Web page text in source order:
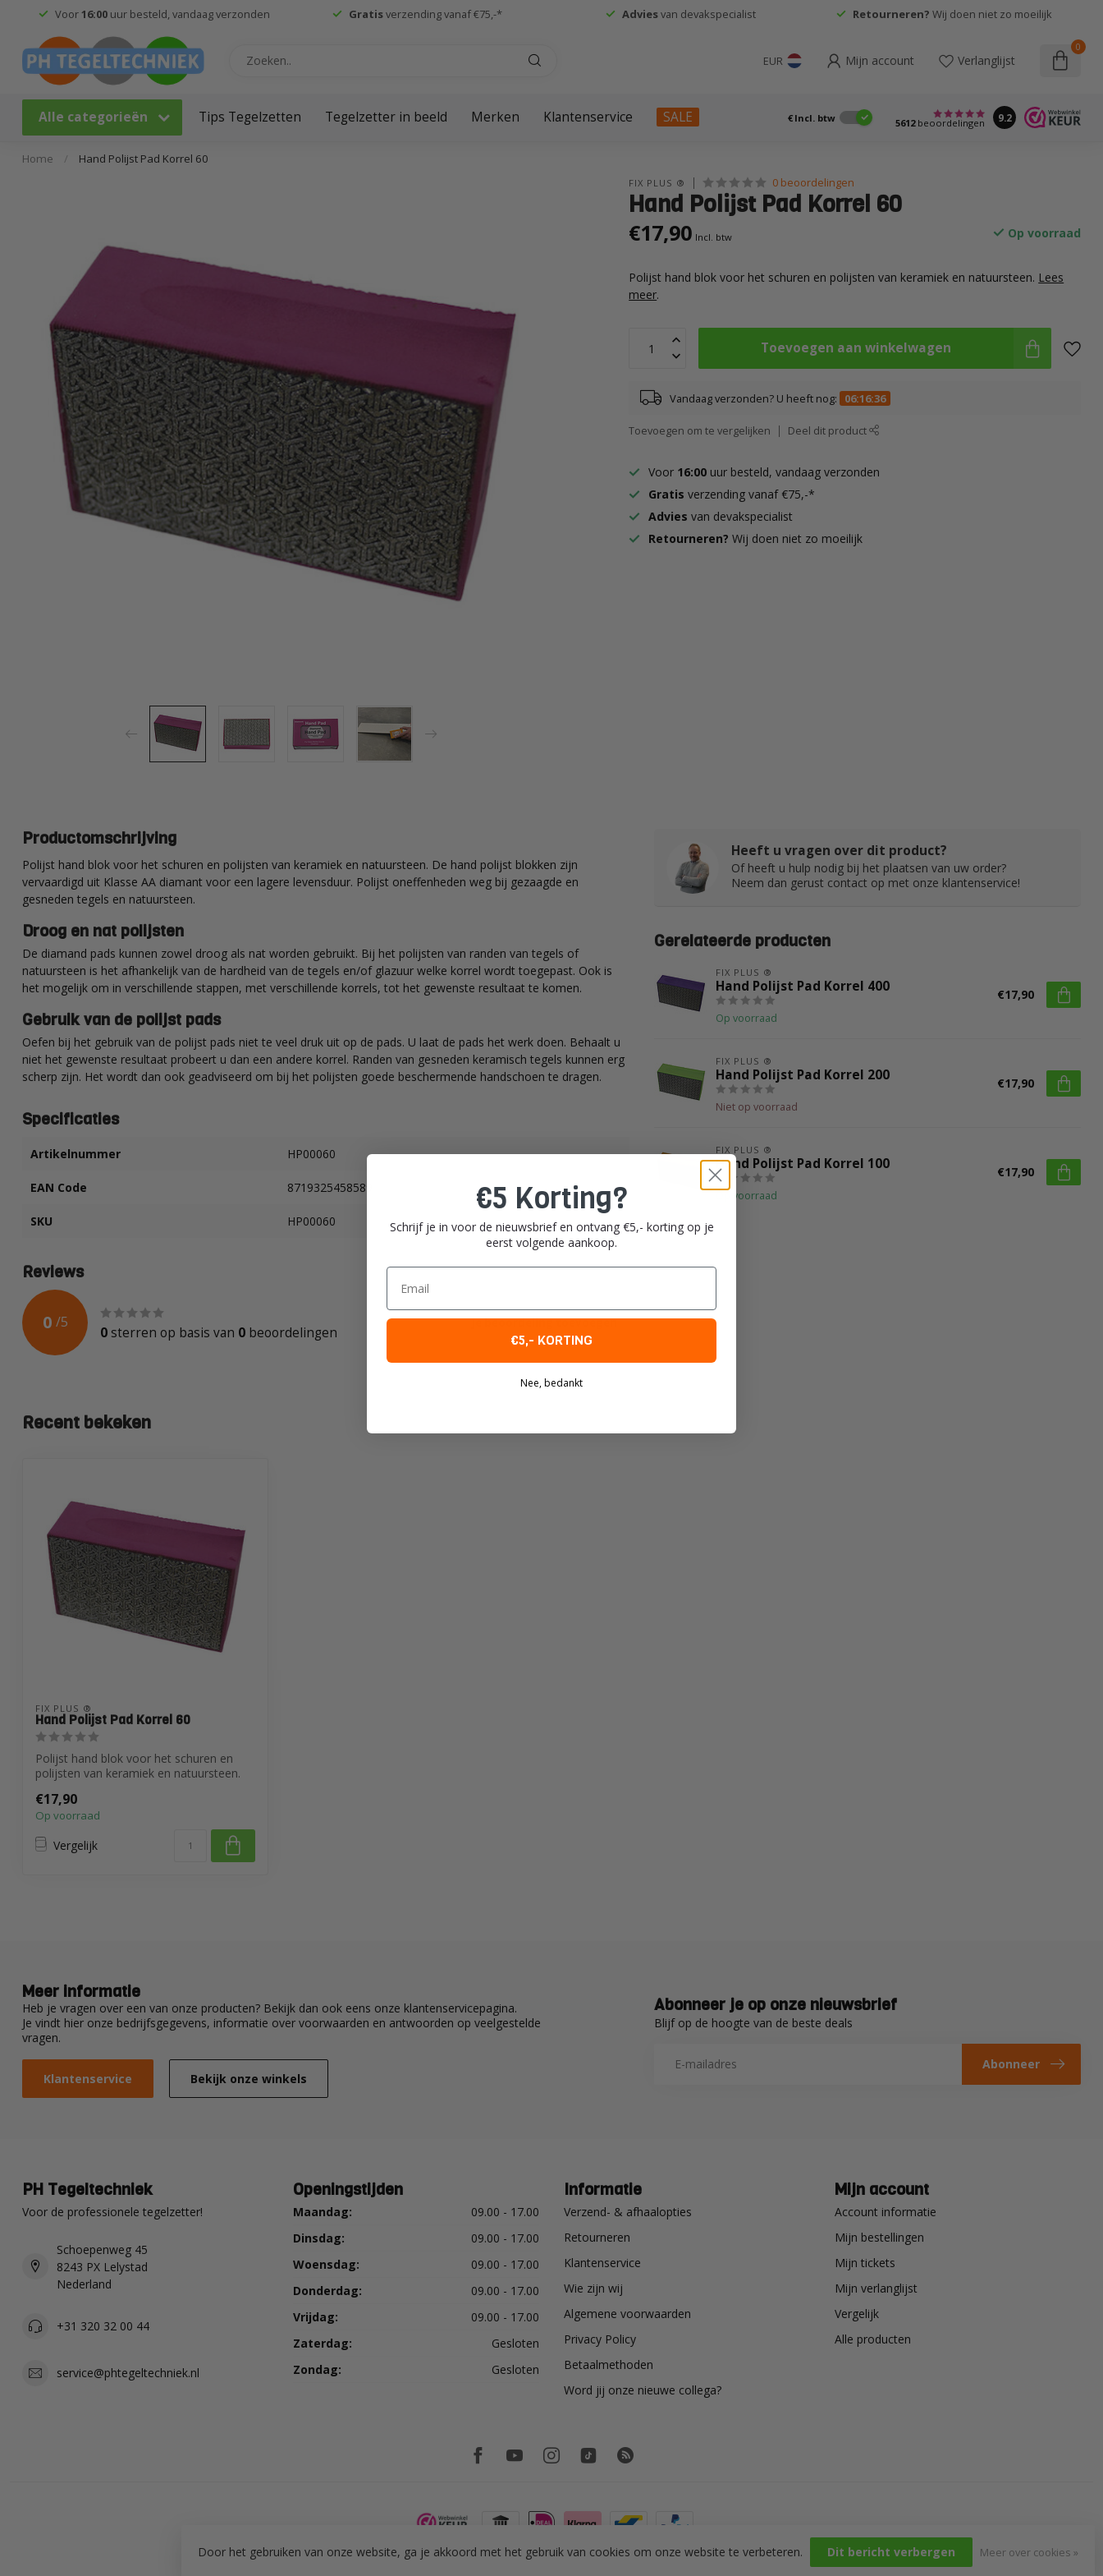
Voor16:00uur besteld, vandaag verzonden Gratisverzending vanaf €75,-* Adviesvan devakspecialist Retourneren? Wij doen niet zo moeilijk
EUR Mijn account Verlanglijst
0
Alle categorieën Tips Tegelzetten Tegelzetter in beeld Merken Klantenservice SALE € Incl. btw 5612beoordelingen 9.2
Home / Hand Polijst Pad Korrel 60
FIX PLUS ® 0 beoordelingen
Hand Polijst Pad Korrel 60
€17,90 Incl. btw Op voorraad
Polijst hand blok voor het schuren en polijsten van keramiek en natuursteen. Lees
meer.
Toevoegen aan winkelwagen
Vandaag verzonden? U heeft nog: 06:16:35
Toevoegen om te vergelijken Deel dit product
Voor 16:00 uur besteld, vandaag verzonden
Gratis verzending vanaf €75,-*
Advies van devakspecialist
Retourneren?Wij doen niet zo moeilijk
Productomschrijving
Polijst hand blok voor het schuren en polijsten van keramiek en natuursteen. De hand polijst blokken zijn
vervaardigd uit Klasse AA diamant voor een lagere levensduur. Polijst oneffenheden weg bij gezaagde en
gesneden tegels en natuursteen.
Droog en nat polijsten
De diamand pads kunnen zowel droog als nat worden gebruikt. Bij het polijsten van randen van tegels of
natuursteen is het afhankelijk van de hardheid van de tegels en/of glazuur welke korrel wordt toegepast. Ook is
het mogelijk om in verschillende stappen, met verschillende korrels, tot het gewenste resultaat te komen.
Gebruik van de polijst pads
Oefen bij het gebruik van de polijst pads niet te veel druk uit op de pads. U laat de pads het werk doen. Behaalt u
niet het gewenste resultaat probeert u dan een andere korrel. Randen van gesneden keramisch tegels kunnen erg
scherp zijn. Het wordt dan ook geadviseerd om bij het polijsten goede beschermende handschoen te dragen.
Specificaties
Artikelnummer HP00060
EAN Code 8719325458589
SKU HP00060
Reviews
0 /5
0 sterren op basis van 0 beoordelingen
Je beoordeling toevoegen
Heeft u vragen over dit product?
Of heeft u hulp nodig bij het plaatsen van uw order?
Neem dan gerust contact op met onze klantenservice!
Gerelateerde producten
FIX PLUS ®
Hand Polijst Pad Korrel 400
Op voorraad
€17,90
FIX PLUS ®
Hand Polijst Pad Korrel 200
Niet op voorraad
€17,90
FIX PLUS ®
Hand Polijst Pad Korrel 100
Op voorraad
€17,90
Recent bekeken
FIX PLUS ®
Hand Polijst Pad Korrel 60
Polijst hand blok voor het schuren en
polijsten van keramiek en natuursteen.
€17,90
Op voorraad
Vergelijk
Meer informatie
Heb je vragen over een van onze producten? Bekijk dan ook eens onze klantenservicepagina.
Je vindt hier onze bedrijfsgegevens, informatie over voorwaarden en antwoorden op veelgestelde
vragen.
Klantenservice Bekijk onze winkels
Abonneer je op onze nieuwsbrief
Blijf op de hoogte van de beste deals
Abonneer
PH Tegeltechniek
Voor de professionele tegelzetter!
Schoepenweg 45
8243 PX Lelystad
Nederland
+31 320 32 00 44
service@phtegeltechniek.nl
Openingstijden
Maandag:
09.00 - 17.00
Dinsdag:
09.00 - 17.00
Woensdag:
09.00 - 17.00
Donderdag:
09.00 - 17.00
Vrijdag:
09.00 - 17.00
Zaterdag:
Gesloten
Zondag:
Gesloten
Informatie
Verzend- & afhaalopties
Retourneren
Klantenservice
Wie zijn wij
Algemene voorwaarden
Privacy Policy
Betaalmethoden
Word jij onze nieuwe collega?
Mijn account
Account informatie
Mijn bestellingen
Mijn tickets
Mijn verlanglijst
Vergelijk
Alle producten
© Copyright 2026 PH Tegeltechniek
Door het gebruiken van onze website, ga je akkoord met het gebruik van cookies om onze website te verbeteren. Dit bericht verbergen Meer over cookies »
€5 Korting?
Schrijf je in voor de nieuwsbrief en ontvang €5,- korting op je
eerst volgende aankoop.
Email
€5,- KORTING
Nee, bedankt